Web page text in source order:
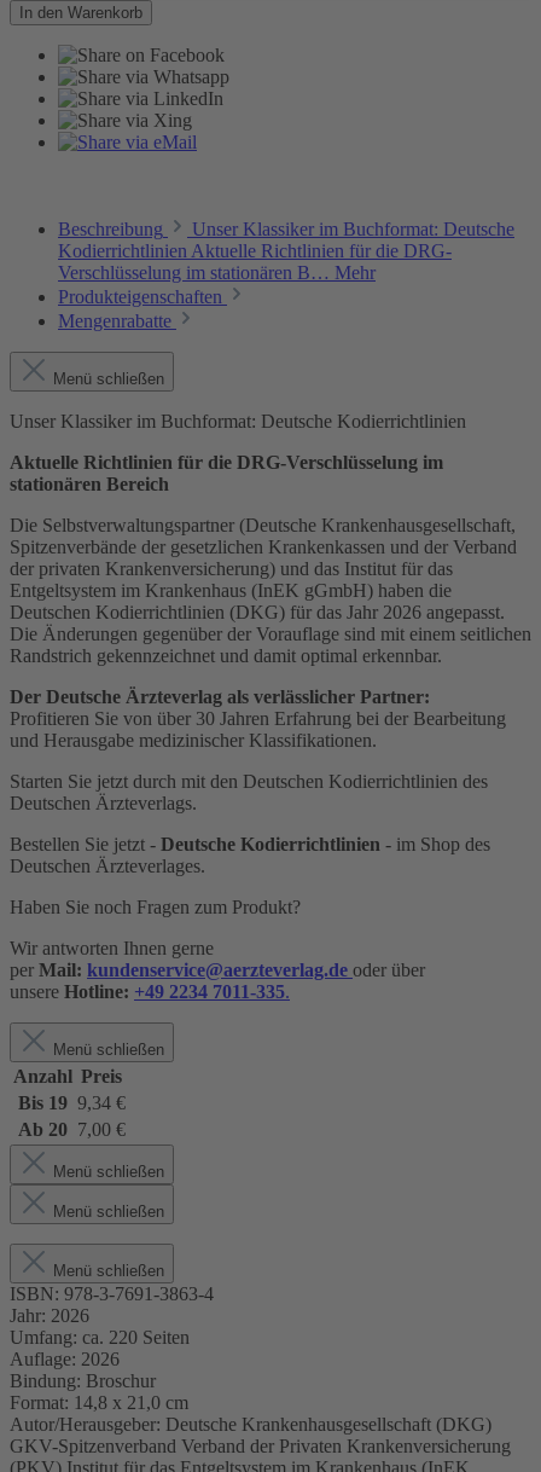
In den Warenkorb
Beschreibung
Unser Klassiker im Buchformat: Deutsche
Kodierrichtlinien Aktuelle Richtlinien für die DRG-
Verschlüsselung im stationären B… Mehr
Produkteigenschaften
Mengenrabatte
Menü schließen
Unser Klassiker im Buchformat: Deutsche Kodierrichtlinien
Aktuelle Richtlinien für die DRG-Verschlüsselung im
stationären Bereich
Die Selbstverwaltungspartner (Deutsche Krankenhausgesellschaft,
Spitzenverbände der gesetzlichen Krankenkassen und der Verband
der privaten Krankenversicherung) und das Institut für das
Entgeltsystem im Krankenhaus (InEK gGmbH) haben die
Deutschen Kodierrichtlinien (DKG) für das Jahr 2026 angepasst.
Die Änderungen gegenüber der Vorauflage sind mit einem seitlichen
Randstrich gekennzeichnet und damit optimal erkennbar.
Der Deutsche Ärzteverlag als verlässlicher Partner:
Profitieren Sie von über 30 Jahren Erfahrung bei der Bearbeitung
und Herausgabe medizinischer Klassifikationen.
Starten Sie jetzt durch mit den Deutschen Kodierrichtlinien des
Deutschen Ärzteverlags.
Bestellen Sie jetzt - Deutsche Kodierrichtlinien - im Shop des
Deutschen Ärzteverlages.
Haben Sie noch Fragen zum Produkt?
Wir antworten Ihnen gerne
per Mail: kundenservice@aerzteverlag.de oder über
unsere Hotline: +49 2234 7011-335.
Menü schließen
Anzahl Preis
Bis 19 9,34 €
Ab 20 7,00 €
Menü schließen
Menü schließen
Menü schließen
ISBN: 978-3-7691-3863-4
Jahr: 2026
Umfang: ca. 220 Seiten
Auflage: 2026
Bindung: Broschur
Format: 14,8 x 21,0 cm
Autor/Herausgeber: Deutsche Krankenhausgesellschaft (DKG)
GKV-Spitzenverband Verband der Privaten Krankenversicherung